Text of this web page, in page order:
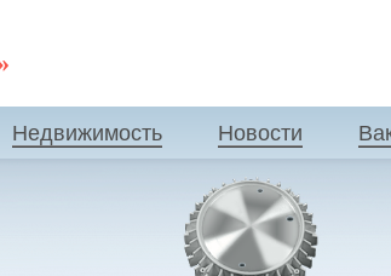
Недвижимость Новости